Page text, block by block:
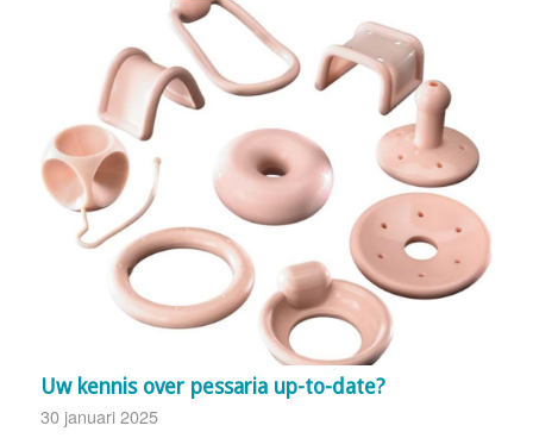
Uw kennis over pessaria up-to-date?
30 januari 2025